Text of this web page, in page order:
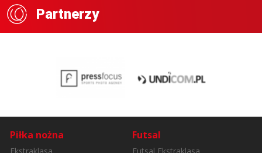
Partnerzy
Piłka nożna Futsal